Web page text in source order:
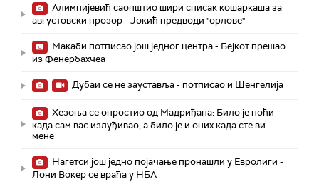
Алимпијевић саопштио шири списак кошаркаша за
августовски прозор - Јокић предводи "орлове"
Макаби потписао још једног центра - Бејкот прешао
из Фенербахчеа
Дубаи се не зауставља - потписао и Шенгелија
Хезоња се опростио од Мадриђана: Било је ноћи
када сам вас излуђивао, а било је и оних када сте ви
мене
Нагетси још једно појачање пронашли у Евролиги -
Лони Вокер се враћа у НБА